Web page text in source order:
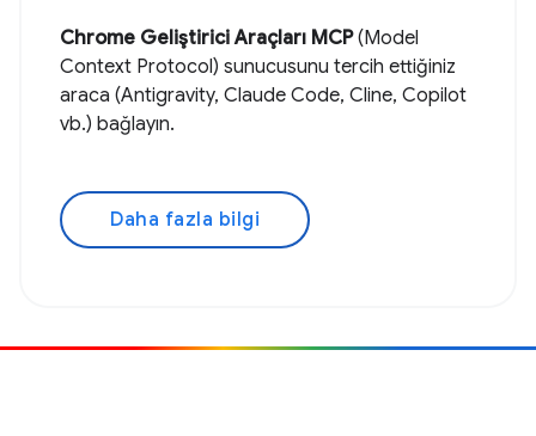
Chrome Geliştirici Araçları MCP(Model
Context Protocol) sunucusunu tercih ettiğiniz
araca (Antigravity, Claude Code, Cline, Copilot
vb.) bağlayın.
Daha fazla bilgi